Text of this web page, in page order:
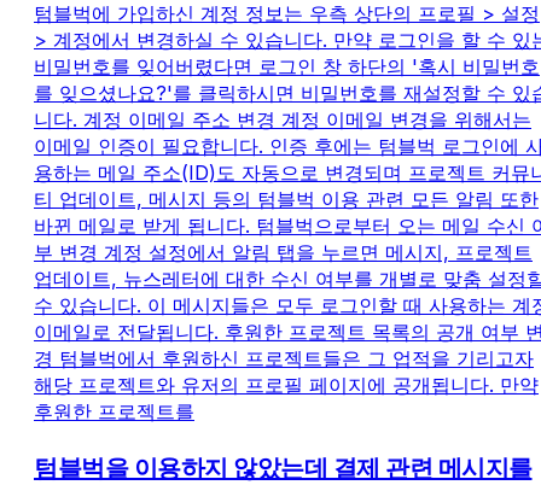
텀블벅에 가입하신 계정 정보는 우측 상단의 프로필 > 설정
> 계정에서 변경하실 수 있습니다. 만약 로그인을 할 수 있
비밀번호를 잊어버렸다면 로그인 창 하단의 '혹시 비밀번호
를 잊으셨나요?'를 클릭하시면 비밀번호를 재설정할 수 있
니다. 계정 이메일 주소 변경 계정 이메일 변경을 위해서는
이메일 인증이 필요합니다. 인증 후에는 텀블벅 로그인에
용하는 메일 주소(ID)도 자동으로 변경되며 프로젝트 커뮤
티 업데이트, 메시지 등의 텀블벅 이용 관련 모든 알림 또한
바뀐 메일로 받게 됩니다. 텀블벅으로부터 오는 메일 수신
부 변경 계정 설정에서 알림 탭을 누르면 메시지, 프로젝트
업데이트, 뉴스레터에 대한 수신 여부를 개별로 맞춤 설정
수 있습니다. 이 메시지들은 모두 로그인할 때 사용하는 계
이메일로 전달됩니다. 후원한 프로젝트 목록의 공개 여부
경 텀블벅에서 후원하신 프로젝트들은 그 업적을 기리고자
해당 프로젝트와 유저의 프로필 페이지에 공개됩니다. 만약
후원한 프로젝트를
텀블벅을 이용하지 않았는데 결제 관련 메시지를